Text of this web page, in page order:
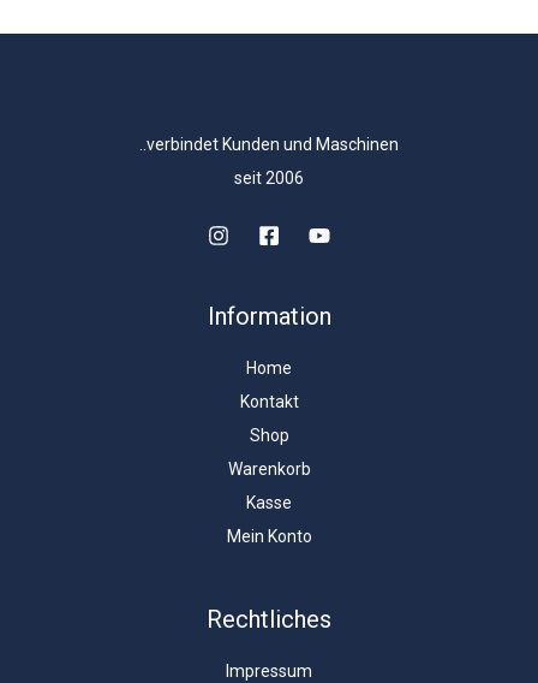
..verbindet Kunden und Maschinen
seit 2006
Information
Home
Kontakt
Shop
Warenkorb
Kasse
Mein Konto
Rechtliches
Impressum